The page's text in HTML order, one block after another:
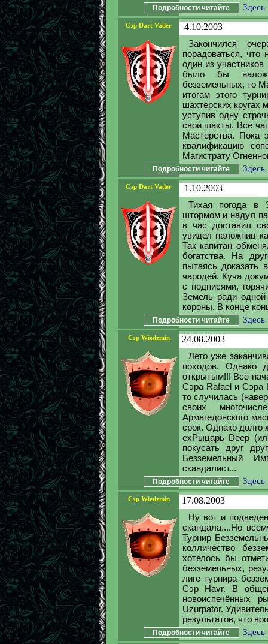
Подробности читайте Здесь
Сэр Dart Vader
4.10.2003
Закончился
порадоваться,
один из
было бы
безземельных, то
итогам этого
шахтерских кругах
уступив одну
свои шахты. Все
Мастерства. Пока
квалификацию
Магистрату
Подробности читайте Здесь
Сэр Dart Vader
1.10.2003
Тихая погода в
штормом и надул
в час доставил
увидел наложниц
Так капитан
богатства. На
пытаясь доказать
чародей. Куча
с подписями,
Земель ради
короны. В конце
Подробности читайте Здесь
Сэр Wiedzmin
24.08.2003
Лето уже
походов. Однако
открытым!!! Всё
Сэра Rafael и Сэра
то случилась
своих
Армагедонского
срок. Однако долго
exРыцарь Deep
покусать друг
Безземельный
скандалист...
Подробности читайте Здесь
Сэр Wiedzmin
17.08.2003
Ну вот и
скандала....Но
Турнир
колличество
хотелось бы
безземельных,
лиге турнира
Сэр Havr. В
новоиспечённых
Uzurpator.
результатов, что
Подробности читайте Здесь